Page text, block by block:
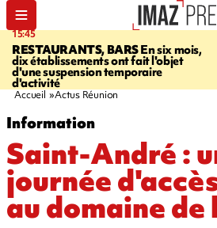
15:45
RESTAURANTS, BARSEn six mois,
dix établissements ont fait l'objet
d'une suspension temporaire
d'activité
Accueil Actus Réunion
Information
Saint-André :
journée
au domaine